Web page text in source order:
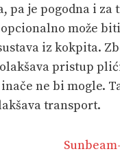
pa je pogodna i
može
iz kokpita.
olakšava pristup
ne bi mogle.
transport.